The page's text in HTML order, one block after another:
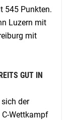
545 Punkten.
Luzern mit
mit
GUT IN
der
C-Wettkampf